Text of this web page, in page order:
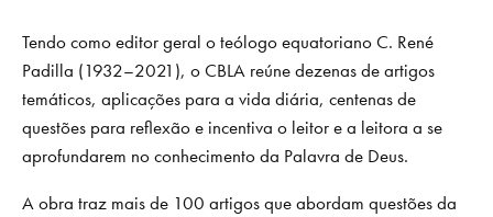
Tendo como editor geral o teólogo equatoriano C. René
Padilla (1932–2021), o CBLA reúne dezenas de artigos
temáticos, aplicações para a vida diária, centenas de
questões para reflexão e incentiva o leitor e a leitora a se
aprofundarem no conhecimento da Palavra de Deus.
A obra traz mais de 100 artigos que abordam questões da